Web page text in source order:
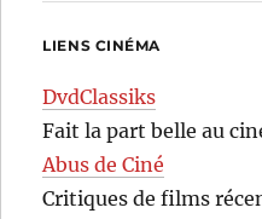
LIENS CINÉMA
DvdClassiks
Fait la part belle au
Abus de Ciné
Critiques de films